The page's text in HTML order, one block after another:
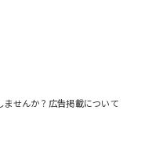
せんか？広告掲載について